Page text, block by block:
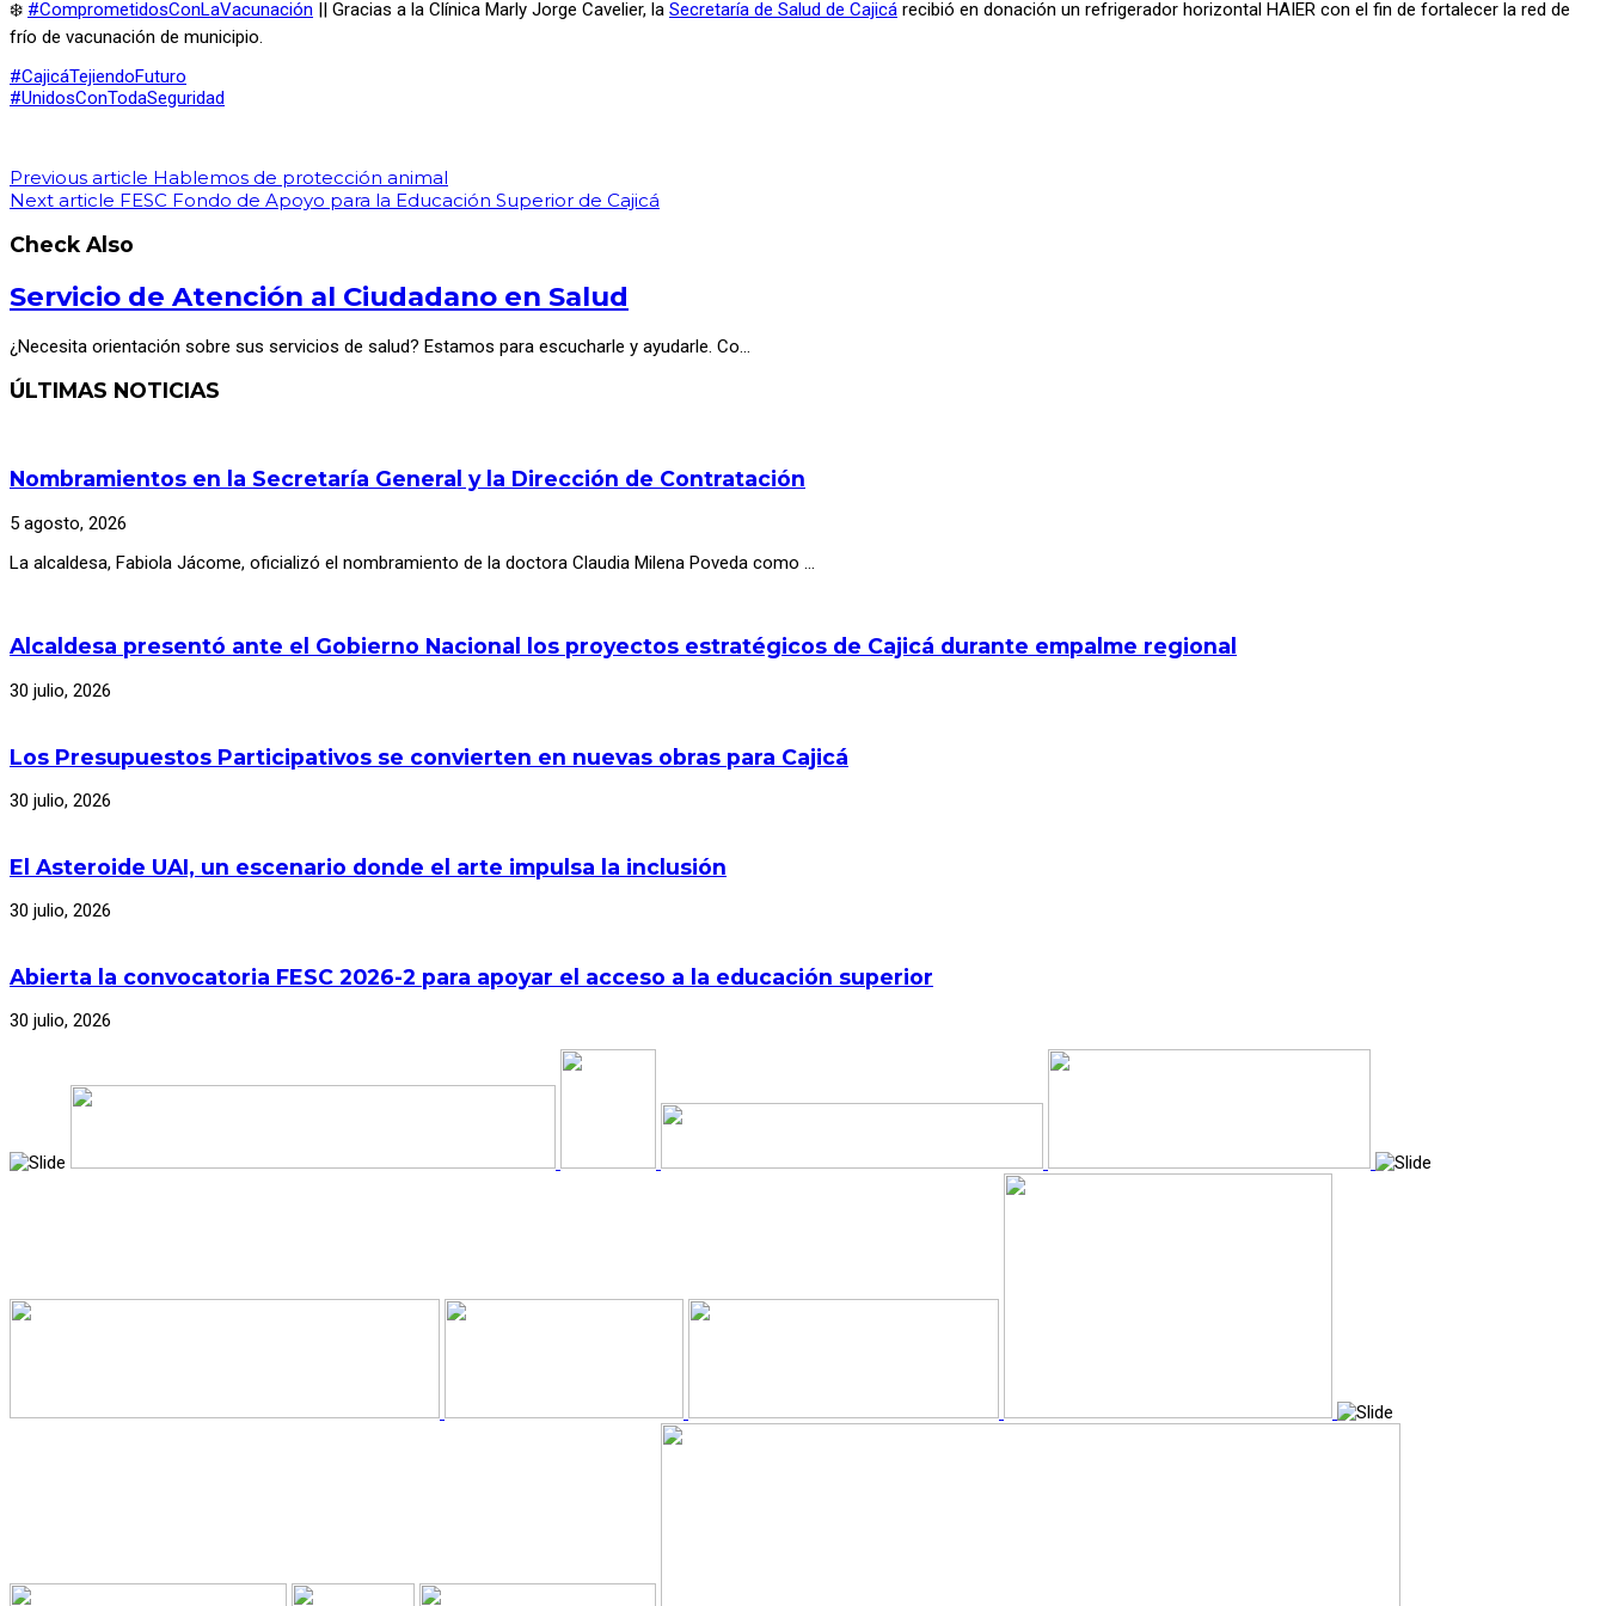
❄️ #ComprometidosConLaVacunación || Gracias a la Clínica Marly Jorge Cavelier, la Secretaría de Salud de Cajicá recibió en donación un refrigerador horizontal HAIER con el fin de fortalecer la red de
frío de vacunación de municipio.
#CajicáTejiendoFuturo
#UnidosConTodaSeguridad
Previous article Hablemos de protección animal
Next article FESC Fondo de Apoyo para la Educación Superior de Cajicá
Check Also
Servicio de Atención al Ciudadano en Salud
¿Necesita orientación sobre sus servicios de salud? Estamos para escucharle y ayudarle. Co…
ÚLTIMAS NOTICIAS
Nombramientos en la Secretaría General y la Dirección de Contratación
5 agosto, 2026
La alcaldesa, Fabiola Jácome, oficializó el nombramiento de la doctora Claudia Milena Poveda como …
Alcaldesa presentó ante el Gobierno Nacional los proyectos estratégicos de Cajicá durante empalme regional
30 julio, 2026
Los Presupuestos Participativos se convierten en nuevas obras para Cajicá
30 julio, 2026
El Asteroide UAI, un escenario donde el arte impulsa la inclusión
30 julio, 2026
Abierta la convocatoria FESC 2026-2 para apoyar el acceso a la educación superior
30 julio, 2026